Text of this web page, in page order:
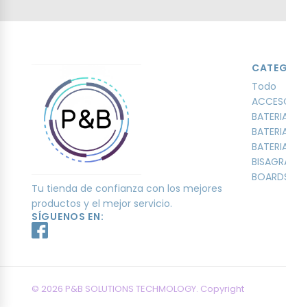
Tu tienda de confianza con los mejores
productos y el mejor servicio.
SÍGUENOS EN:
Todo
© 2026 P&B SOLUTIONS TECHMOLOGY. Copyright